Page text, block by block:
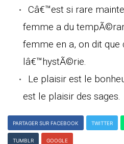
Câ€™est si rare
femme a du
femme en a, on dit que
lâ€™hystÃ©rie.
Le plaisir est le
est le plaisir des sages.
PARTAGER SUR FACEBOOK TWITTER
TUMBLR GOOGLE